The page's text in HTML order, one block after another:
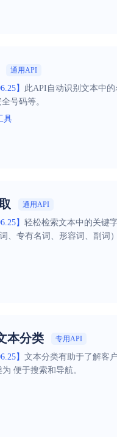
通用API
】 此API自动识别文本中
号码等。
具
通用API
】 轻松检索文本中的关键
、专有名词、形容词、副词
本分类 专用API
】 文本分类有助于了解客
便于搜索和导航。